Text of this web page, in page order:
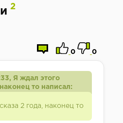
2
0 0
Я ждал этого
то написал:
2 года, наконец то